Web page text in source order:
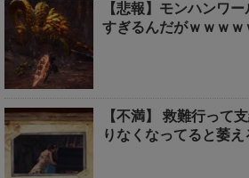
【悲報】モンハンワ
すぎるんだがｗｗｗｗ
【不満】 救難行って
りなくなってると萎